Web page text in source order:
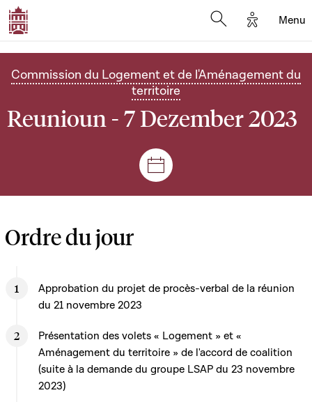
Options
Menu
Commission du Logement et de l'Aménagement du
territoire
Reunioun - 7 Dezember 2023
Sëtzungen a Reuniounen
Ordre du jour
Approbation du projet de procès-verbal de la réunion
du 21 novembre 2023
Présentation des volets « Logement » et «
Aménagement du territoire » de l'accord de coalition
(suite à la demande du groupe LSAP du 23 novembre
2023)